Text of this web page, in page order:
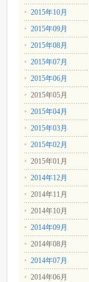
2015年10月
2015年09月
2015年08月
2015年07月
2015年06月
2015年05月
2015年04月
2015年03月
2015年02月
2015年01月
2014年12月
2014年11月
2014年10月
2014年09月
2014年08月
2014年07月
2014年06月